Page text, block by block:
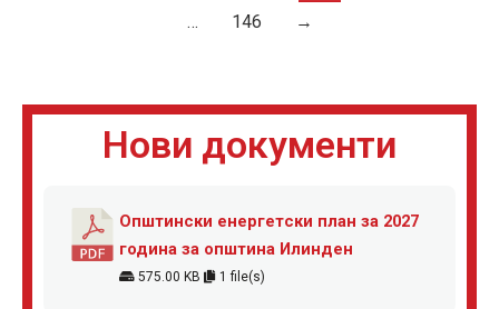
…
146 →
Нови документи
Општински енергетски план за 2027
година за општина Илинден
575.00 KB 1 file(s)